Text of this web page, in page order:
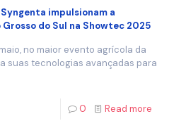
impulsionam a
do Sul na Showtec 2025
no maior evento agrícola da
suas tecnologias avançadas para
0 Read more